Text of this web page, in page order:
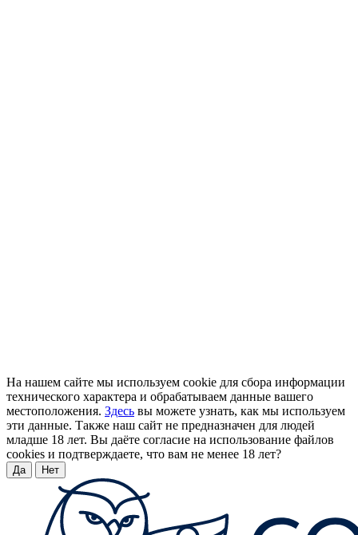
На нашем сайте мы используем cookie для сбора информации
технического характера и обрабатываем данные вашего
местоположения. Здесь вы можете узнать, как мы используем
эти данные. Также наш сайт не предназначен для людей
младше 18 лет. Вы даёте согласие на использование файлов
cookies и подтверждаете, что вам не менее 18 лет?
Да Нет